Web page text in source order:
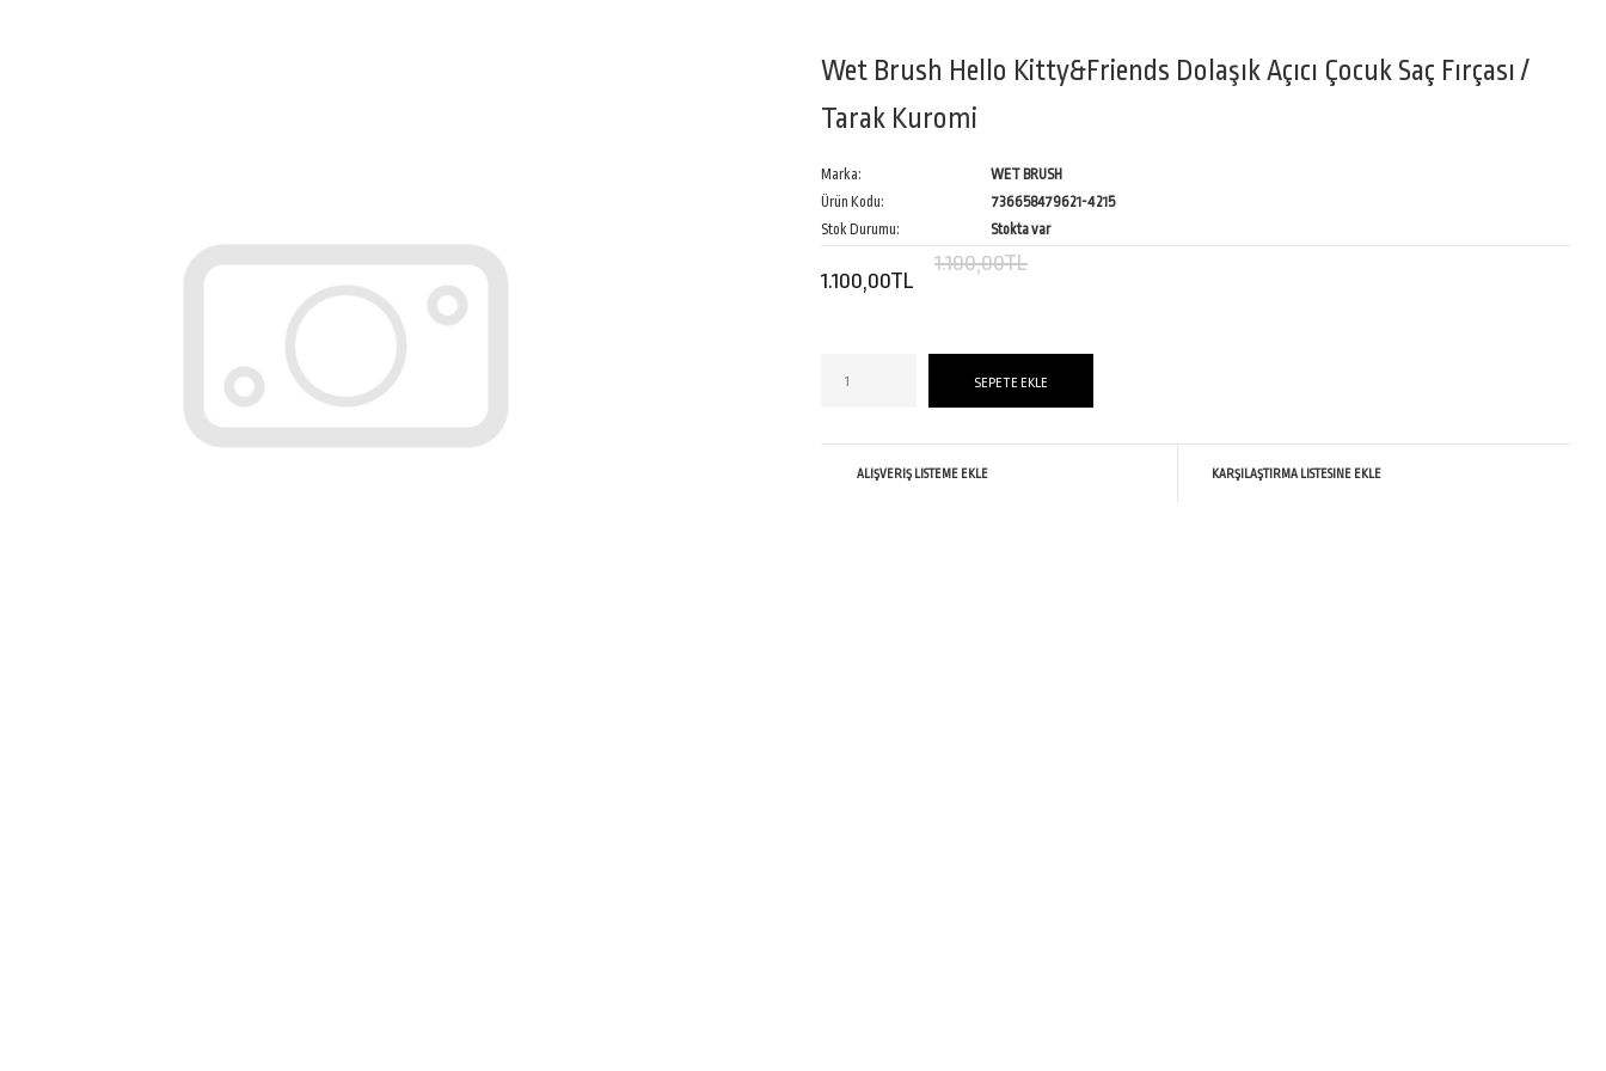
Wet Brush Hello Kitty&Friends Dolaşık Açıcı Çocuk Saç Fırçası /
Tarak Kuromi
Marka:
WET BRUSH
Ürün Kodu:
736658479621-4215
Stok Durumu:
Stokta var
1.100,00TL
1.100,00TL
ALIŞVERIŞ LISTEME EKLE KARŞILAŞTIRMA LISTESINE EKLE